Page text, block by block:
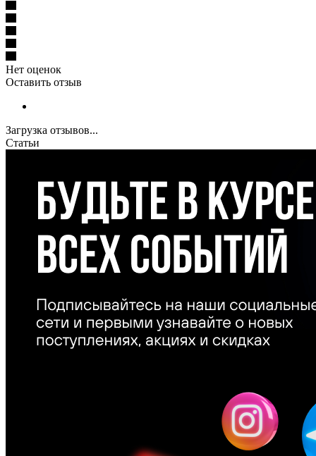
Нет оценок
Оставить отзыв
Загрузка отзывов...
Статьи